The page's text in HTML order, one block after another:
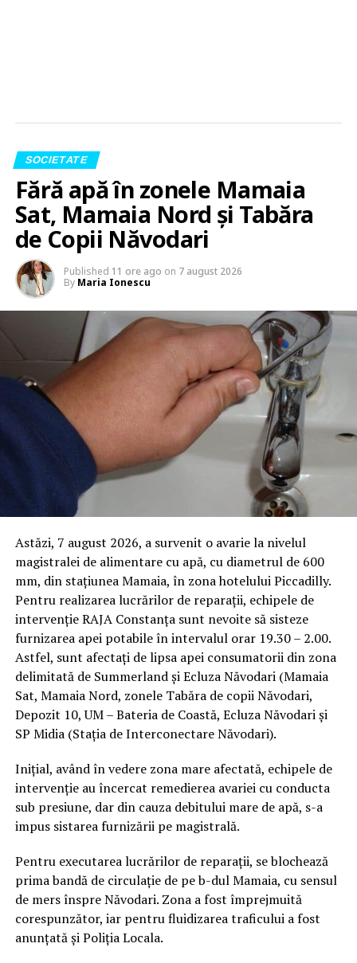
SOCIETATE
Fără apă în zonele Mamaia
Sat, Mamaia Nord și Tabăra
de Copii Năvodari
Published 11 ore ago on 7 august 2026
By Maria Ionescu
Astăzi, 7 august 2026, a survenit o avarie la nivelul
magistralei de alimentare cu apă, cu diametrul de 600
mm, din stațiunea Mamaia, în zona hotelului Piccadilly.
Pentru realizarea lucrărilor de reparații, echipele de
intervenție RAJA Constanța sunt nevoite să sisteze
furnizarea apei potabile în intervalul orar 19.30 – 2.00.
Astfel, sunt afectați de lipsa apei consumatorii din zona
delimitată de Summerland și Ecluza Năvodari (Mamaia
Sat, Mamaia Nord, zonele Tabăra de copii Năvodari,
Depozit 10, UM – Bateria de Coastă, Ecluza Năvodari și
SP Midia (Stația de Interconectare Năvodari).
Inițial, având în vedere zona mare afectată, echipele de
intervenție au încercat remedierea avariei cu conducta
sub presiune, dar din cauza debitului mare de apă, s-a
impus sistarea furnizării pe magistrală.
Pentru executarea lucrărilor de reparații, se blochează
prima bandă de circulație de pe b-dul Mamaia, cu sensul
de mers înspre Năvodari. Zona a fost împrejmuită
corespunzător, iar pentru fluidizarea traficului a fost
anunțată și Poliția Locala.